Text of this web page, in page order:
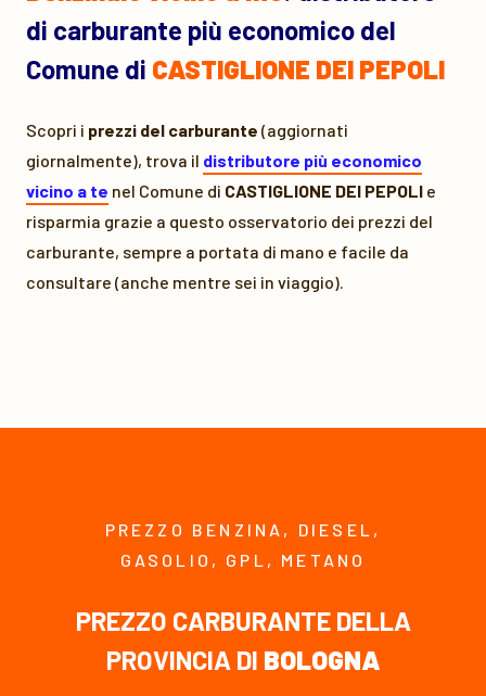
di carburante più economico del
Comune di CASTIGLIONE DEI PEPOLI
Scopri i prezzi del carburante (aggiornati
giornalmente), trova il distributore più economico
vicino a te nel Comune di CASTIGLIONE DEI PEPOLI e
risparmia grazie a questo osservatorio dei prezzi del
carburante, sempre a portata di mano e facile da
consultare (anche mentre sei in viaggio).
PREZZO BENZINA, DIESEL,
GASOLIO, GPL, METANO
PREZZO CARBURANTE DELLA
PROVINCIA DI BOLOGNA